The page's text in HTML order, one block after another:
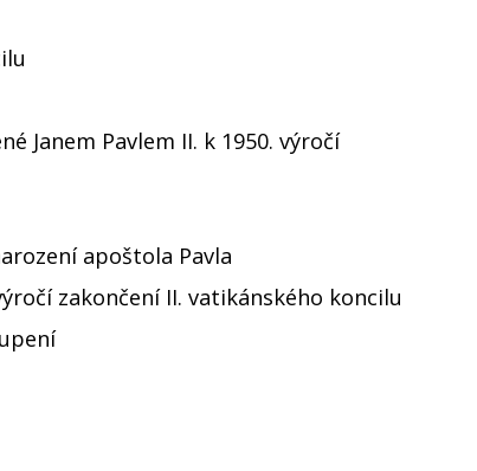
Janem Pavlem II. k 1950. výročí
apoštola Pavla
zakončení II. vatikánského koncilu